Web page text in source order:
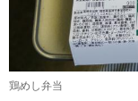
鶏めし弁当